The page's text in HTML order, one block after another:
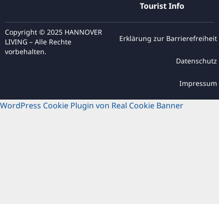
Tourist Info
Copyright © 2025 HANNOVER
LIVING – Alle Rechte
vorbehalten.
Erklärung zur Barrierefreiheit
Datenschutz
Impressum
WordPress Cookie Plugin von Real Cookie Banner